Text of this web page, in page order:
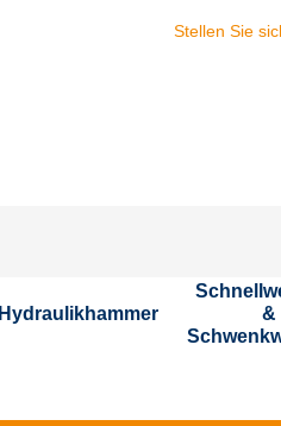
Stellen Sie sich ihr
Hydraulikhammer
&